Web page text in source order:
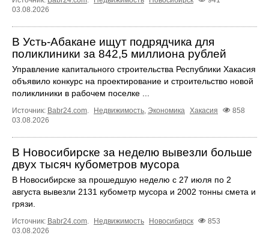
03.08.2026
В Усть-Абакане ищут подрядчика для
поликлиники за 842,5 миллиона рублей
Управление капитального строительства Республики Хакасия
объявило конкурс на проектирование и строительство новой
поликлиники в рабочем поселке ...
Источник: Babr24.com. Недвижимость, Экономика Хакасия
858
03.08.2026
В Новосибирске за неделю вывезли больше
двух тысяч кубометров мусора
В Новосибирске за прошедшую неделю с 27 июля по 2
августа вывезли 2131 кубометр мусора и 2002 тонны смета и
грязи.
Источник: Babr24.com. Недвижимость Новосибирск
853
03.08.2026